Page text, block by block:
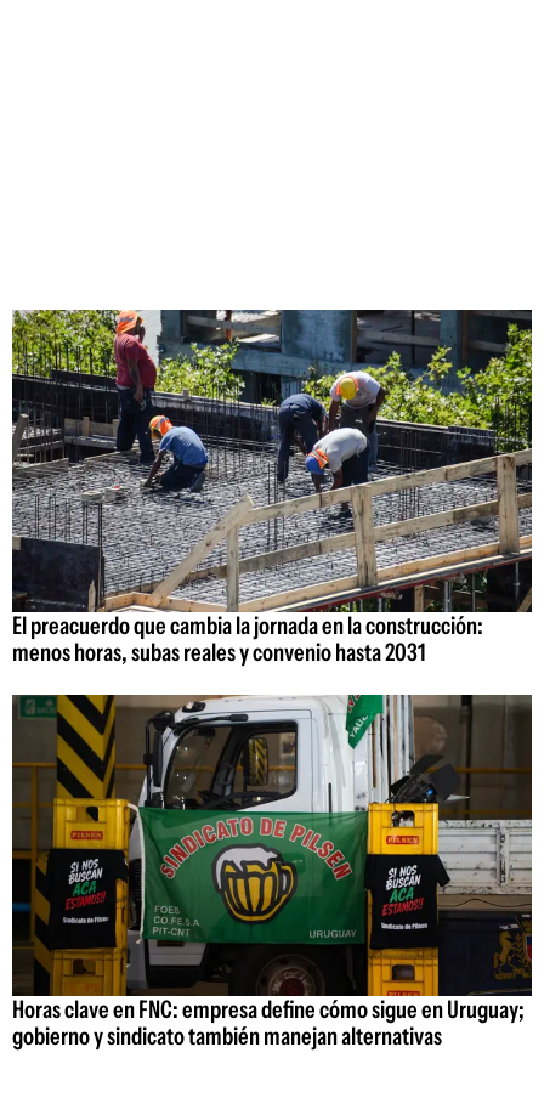
El preacuerdo que cambia la jornada en la construcción:
menos horas, subas reales y convenio hasta 2031
Horas clave en FNC: empresa define cómo sigue en Uruguay;
gobierno y sindicato también manejan alternativas